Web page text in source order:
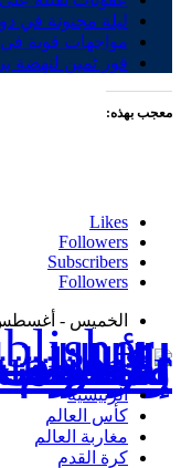
ليلة مجنونة في
مواجهات قوية
فوز ثمين لنهضة
معجب بهذه:
Likes
Followers
Subscribers
Followers
الخميس - أغسطس 6-
Publisher - تغطية إخبارية لكافة الأحداث الرياضية في المغرب والعالم.
الرئيسية
كأس العالم
مغاربة العالم
كرة القدم